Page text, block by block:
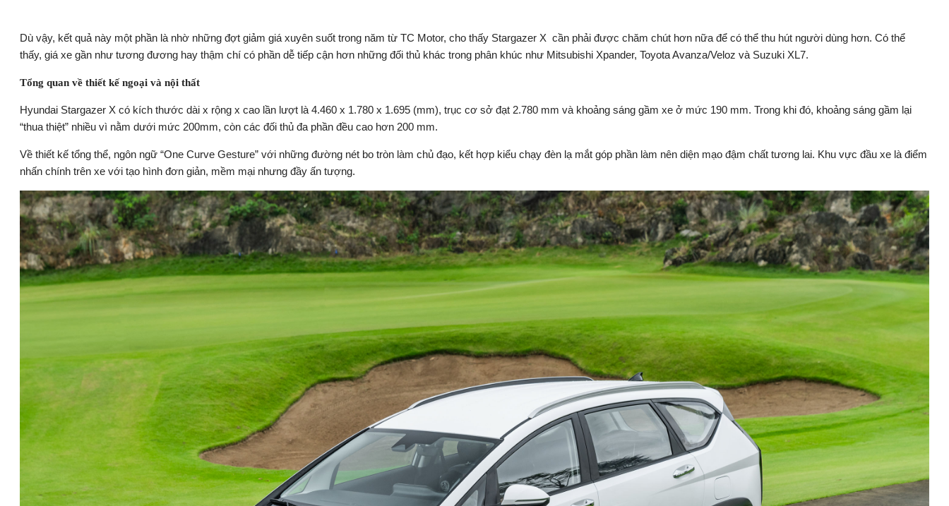
Dù vậy, kết quả này một phần là nhờ những đợt giảm giá xuyên suốt trong năm từ TC Motor, cho thấy Stargazer X cần phải được chăm chút hơn nữa để có thể thu hút người dùng hơn. Có thể
thấy, giá xe gần như tương đương hay thậm chí có phần dễ tiếp cận hơn những đối thủ khác trong phân khúc như Mitsubishi Xpander, Toyota Avanza/Veloz và Suzuki XL7.
Tổng quan về thiết kế ngoại và nội thất
Hyundai Stargazer X có kích thước dài x rộng x cao lần lượt là 4.460 x 1.780 x 1.695 (mm), trục cơ sở đạt 2.780 mm và khoảng sáng gầm xe ở mức 190 mm. Trong khi đó, khoảng sáng gầm lại
“thua thiệt” nhiều vì nằm dưới mức 200mm, còn các đối thủ đa phần đều cao hơn 200 mm.
Về thiết kế tổng thể, ngôn ngữ “One Curve Gesture” với những đường nét bo tròn làm chủ đạo, kết hợp kiểu chạy đèn lạ mắt góp phần làm nên diện mạo đậm chất tương lai. Khu vực đầu xe là điểm
nhấn chính trên xe với tạo hình đơn giản, mềm mại nhưng đầy ấn tượng.